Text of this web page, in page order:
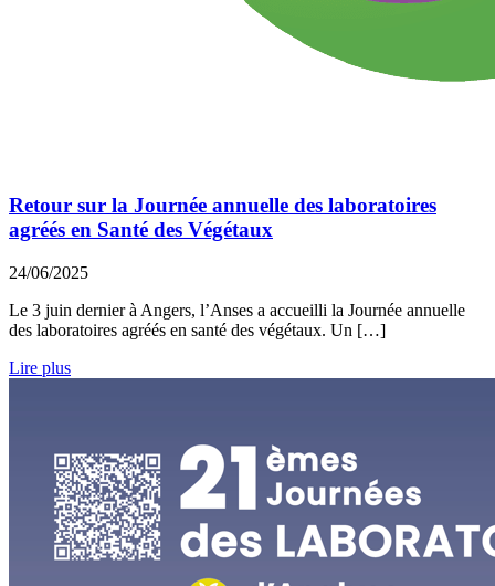
Retour sur la Journée annuelle des laboratoires
agréés en Santé des Végétaux
24/06/2025
Le 3 juin dernier à Angers, l’Anses a accueilli la Journée annuelle
des laboratoires agréés en santé des végétaux. Un […]
Lire plus